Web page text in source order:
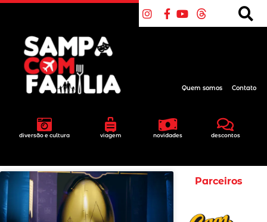
diversão e cultura viagem novidades descontos
Quem somos Contato
Parceiros